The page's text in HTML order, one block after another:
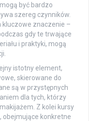
być bardzo
szereg czynników.
kluczowe znaczenie –
gdy te trwające
i praktyki, mogą
istotny element,
skierowane do
są w przystępnych
dla tych, którzy
Z kolei kursy
obejmujące konkretne